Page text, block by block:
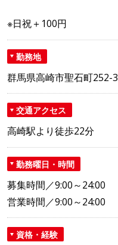
※日祝＋100円
勤務地
群馬県高崎市聖石町252-3
交通アクセス
高崎駅より徒歩22分
勤務曜日・時間
募集時間／9:00～24:00
営業時間／9:00～24:00
資格・経験